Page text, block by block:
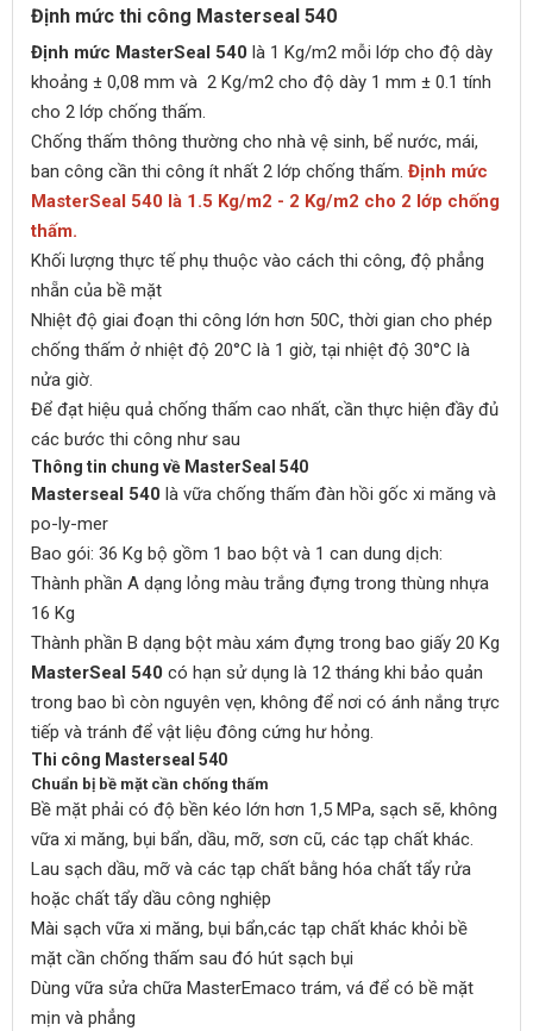
Định mức thi công Masterseal 540
Định mức MasterSeal 540 là 1 Kg/m2 mỗi lớp cho độ dày
khoảng ± 0,08 mm và 2 Kg/m2 cho độ dày 1 mm ± 0.1 tính
cho 2 lớp chống thấm.
Chống thấm thông thường cho nhà vệ sinh, bể nước, mái,
ban công cần thi công ít nhất 2 lớp chống thấm. Định mức
MasterSeal 540 là 1.5 Kg/m2 - 2 Kg/m2 cho 2 lớp chống
thấm.
Khối lượng thực tế phụ thuộc vào cách thi công, độ phẳng
nhẵn của bề mặt
Nhiệt độ giai đoạn thi công lớn hơn 50C, thời gian cho phép
chống thấm ở nhiệt độ 20°C là 1 giờ, tại nhiệt độ 30°C là
nửa giờ.
Để đạt hiệu quả chống thấm cao nhất, cần thực hiện đầy đủ
các bước thi công như sau
Thông tin chung về MasterSeal 540
Masterseal 540 là vữa chống thấm đàn hồi gốc xi măng và
po-ly-mer
Bao gói: 36 Kg bộ gồm 1 bao bột và 1 can dung dịch:
Thành phần A dạng lỏng màu trắng đựng trong thùng nhựa
16 Kg
Thành phần B dạng bột màu xám đựng trong bao giấy 20 Kg
MasterSeal 540 có hạn sử dụng là 12 tháng khi bảo quản
trong bao bì còn nguyên vẹn, không để nơi có ánh nắng trực
tiếp và tránh để vật liệu đông cứng hư hỏng.
Thi công Masterseal 540
Chuẩn bị bề mặt cần chống thấm
Bề mặt phải có độ bền kéo lớn hơn 1,5 MPa, sạch sẽ, không
vữa xi măng, bụi bẩn, dầu, mỡ, sơn cũ, các tạp chất khác.
Lau sạch dầu, mỡ và các tạp chất bằng hóa chất tẩy rửa
hoặc chất tẩy dầu công nghiệp
Mài sạch vữa xi măng, bụi bẩn,các tạp chất khác khỏi bề
mặt cần chống thấm sau đó hút sạch bụi
Dùng vữa sửa chữa MasterEmaco trám, vá để có bề mặt
mịn và phẳng